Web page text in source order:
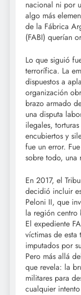
nacional ni por
algo más
de la Fábrica
(FABI) querían
Lo que siguió
terrorífica. La
dispuestos a
organización
brazo armado
una disputa
ilegales,
encubiertos y
fue un error.
sobre todo, una
En 2017, el
decidió incluir
Peloni II, que
la región centro
El expediente
víctimas de esta
imputados por
Pero más allá
que revela: la
militares para
cualquier